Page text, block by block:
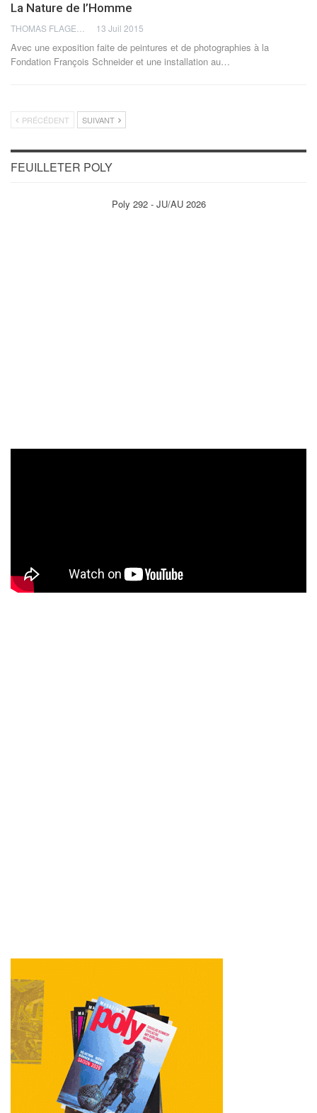
La Nature de l’Homme
13 Juil 2015
Avec une exposition faite de peintures et de photographies à la
Fondation François Schneider et une installation au…
PRÉCÉDENT SUIVANT
FEUILLETER POLY
Poly 292 - JU/AU 2026